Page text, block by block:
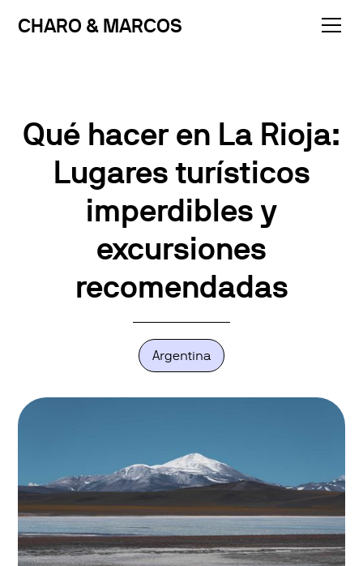
CHARO & MARCOS
Qué hacer en La Rioja:
Lugares turísticos
imperdibles y
excursiones
recomendadas
Argentina